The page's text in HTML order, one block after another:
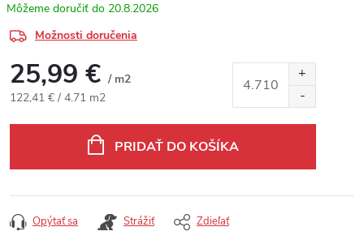
20.8.2026
Možnosti doručenia
25,99 € / m2
Jednotková cena:
122,41 € / 4.71 m2
PRIDAŤ DO KOŠÍKA
Opýtať sa Strážiť Zdieľať